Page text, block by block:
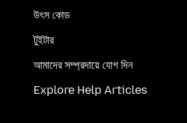
উৎস কোড
টুইটার
আমাদের সম্প্রদায়ে যোগ দিন
Explore Help Articles